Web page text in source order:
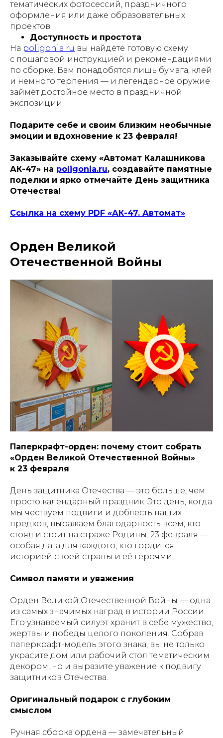
тематических фотосессий, праздничного
оформления или даже образовательных
проектов.
Доступность и простота
На poligonia.ru вы найдёте готовую схему
с пошаговой инструкцией и рекомендациями
по сборке. Вам понадобятся лишь бумага, клей
и немного терпения — и легендарное оружие
займёт достойное место в праздничной
экспозиции.
Подарите себе и своим близким необычные
эмоции и вдохновение к 23 февраля!
Заказывайте схему «Автомат Калашникова
АК-47» на poligonia.ru, создавайте памятные
поделки и ярко отмечайте День защитника
Отечества!
Ссылка на схему PDF «АК-47. Автомат»
Орден Великой
Отечественной Войны
Паперкрафт-орден: почему стоит собрать
«Орден Великой Отечественной Войны»
к 23 февраля
День защитника Отечества — это больше, чем
просто календарный праздник. Это день, когда
мы чествуем подвиги и доблесть наших
предков, выражаем благодарность всем, кто
стоял и стоит на страже Родины. 23 февраля —
особая дата для каждого, кто гордится
историей своей страны и её героями.
Символ памяти и уважения
Орден Великой Отечественной Войны — одна
из самых значимых наград в истории России.
Его узнаваемый силуэт хранит в себе мужество,
жертвы и победы целого поколения. Собрав
паперкрафт-модель этого знака, вы не только
украсите дом или рабочий стол тематическим
декором, но и выразите уважение к подвигу
защитников Отечества.
Оригинальный подарок с глубоким
смыслом
Ручная сборка ордена — замечательный